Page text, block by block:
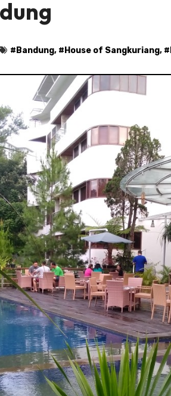
# Bandung, # House of Sangkuriang, #